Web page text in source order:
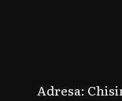
Adresa: